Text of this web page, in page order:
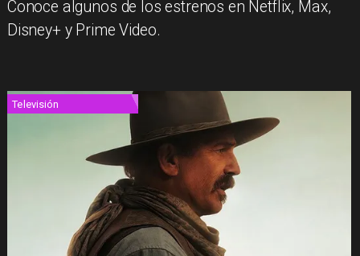
Conoce algunos de los estrenos en Netflix, Max,
Disney+ y Prime Video.
Televisión